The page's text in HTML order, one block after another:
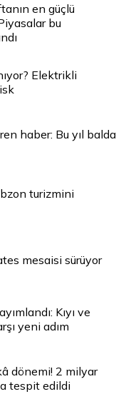
en güçlü
bu
Elektrikli
haber: Bu yıl balda
turizmini
mesaisi sürüyor
Kıyı ve
yeni adım
dönemi! 2 milyar
tespit edildi